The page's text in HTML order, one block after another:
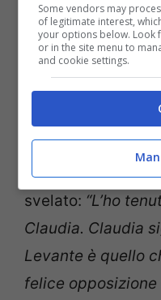
per il meglio
2017, i due
Qualche mese
2017, si lega con
quale si lascerà
In un’intervista
svelato: “L’ho
Claudia. Claudia
Levante è quello
felice
Some vendors may
of legitimate interest,
your options below. Look
or in the site menu to
and cookie settings.